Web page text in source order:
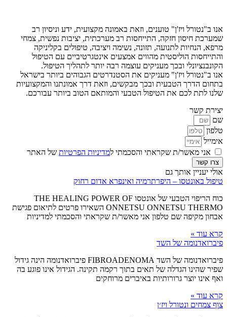
אנו ב"נטורל ויז'ן" טוענים, וזאת באמונה מקצועית, ידע וניסיון רב
שמערכת חיסון חזקה, התייחסות רב מערכתית, יציבות נפשית, צמחי
מרפא, הנחיות לתנועה, תזונה, נשימה ויציבה, טיפולים בקליניקה
והתייחסות הוליסטית מהווים אמצעים אינטגרטיביים עם הטיפול
הקונבנציונלי ובכך מעניקים עוצמה רבה יותר לתהליך הטיפול.
אנו ב"נטורל ויז'ן" מעניקים את הסטנדרטים הגבוהים ביותר בישראל
בתחום הדרך הטבעית ובכך מבקשים, וזאת דרך אמונתנו והמקצועיות
שלנו לתת לכם את הטיפול הטבעי והמותאם הטוב ביותר עבורכם.
יצירת קשר
שם
טלפון
אימייל
אני מאשר/ת שקראתי והסכמתי למדיניות הפרטיות של האתר
צרו קשר
אולי יעניין אותך גם
טיפול באונטסו – היפרתרמיה ואינפרא אדום רחוק
כוח הריפוי הטבעי של אונטסו THE HEALING POWER OF
ONNETSU ONNETSU THERMO השאירו פרטים לתיאום פגישת
אבחון מקיפה שם טלפון אני מאשר/ת שקראתי והסכמתי למדיניות
קרא עוד »
פיברואדנומה של השד
פיברואדנומה של השד FIBROADENOMA פיברואדנומה הינה גידול
שפיר שהינו הגדלה של תאים בתוך רקמה תקינה. הגידול אינו פוגע בה
ואף אינו יוצר גרורותיות באיברים מרוחקים
קרא עוד »
צוף צמחים ונטורל ויז׳ן